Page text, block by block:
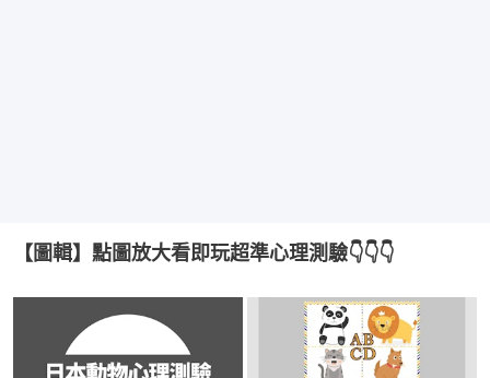
【圖輯】點圖放大看即玩超準心理測驗👇👇👇